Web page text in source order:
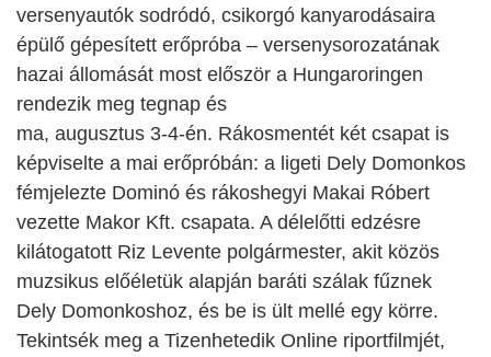
versenyautók sodródó, csikorgó kanyarodásaira
épülő gépesített erőpróba – versenysorozatának
hazai állomását most először a Hungaroringen
rendezik meg tegnap és
ma, augusztus 3-4-én. Rákosmentét két csapat is
képviselte a mai erőpróbán: a ligeti Dely Domonkos
fémjelezte Dominó és rákoshegyi Makai Róbert
vezette Makor Kft. csapata. A délelőtti edzésre
kilátogatott Riz Levente polgármester, akit közös
muzsikus előéletük alapján baráti szálak fűznek
Dely Domonkoshoz, és be is ült mellé egy körre.
Tekintsék meg a Tizenhetedik Online riportfilmjét,